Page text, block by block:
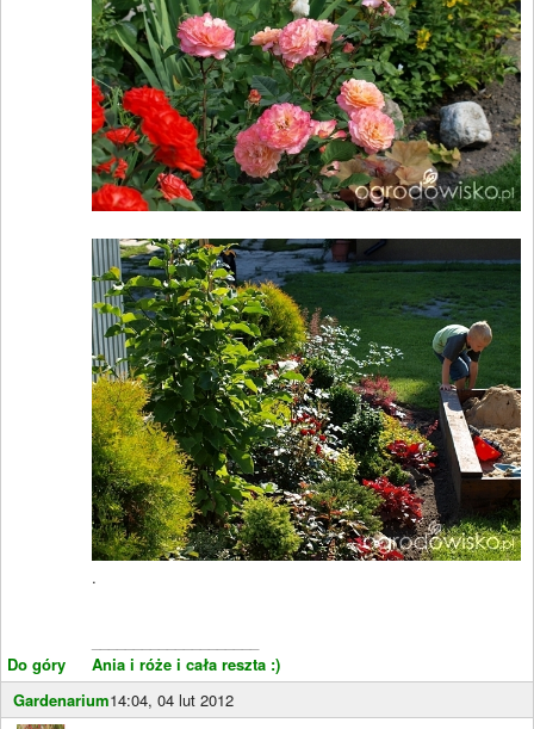
Do góry
.
Ania i róże i cała reszta :)
Gardenarium14:04, 04 lut 2012